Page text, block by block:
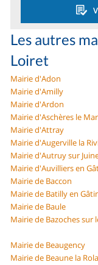
Les autres
Loiret
Mairie d'Adon
Mairie d'Amilly
Mairie d'Ardon
Mairie d'Aschères le
Mairie d'Attray
Mairie d'Augerville la
Mairie d'Autruy sur
Mairie d'Auvilliers en
Mairie de Baccon
Mairie de Batilly en
Mairie de Baule
Mairie de Bazoches sur
Mairie de Beaugency
Mairie de Beaune la